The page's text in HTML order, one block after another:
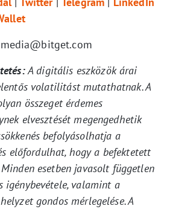
A digitális eszközök árai
volatilitást mutathatnak. A
összeget érdemes
elvesztését megengedhetik
befolyásolhatja a
előfordulhat, hogy a befektetett
esetben javasolt független
igénybevétele, valamint a
gondos mérlegelése. A